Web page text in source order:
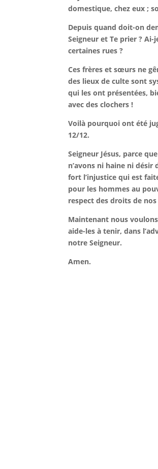
domestique, chez eux ;
Depuis quand doit-on
Seigneur et Te prier ?
certaines rues ?
Ces frères et sœurs ne
des lieux de culte sont
qui les ont présentées,
avec des clochers !
Voilà pourquoi ont été
12/12.
Seigneur Jésus, parce
n’avons ni haine ni désir
fort l’injustice qui est
pour les hommes au
respect des droits de
Maintenant nous
aide-les à tenir, dans
notre Seigneur.
Amen.